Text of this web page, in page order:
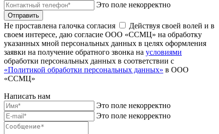
Это поле некорректно
Отправить
Не проставлена галочка согласия
Действуя своей волей и в
своем интересе, даю согласие ООО «ССМЦ» на обработку
указанных мной персональных данных в целях оформления
заявки на получение обратного звонка на условиями
обработки персональных данных в соответствии с
«Политикой обработки персональных данных» в ООО
«ССМЦ»
Написать нам
Это поле некорректно
Это поле некорректно